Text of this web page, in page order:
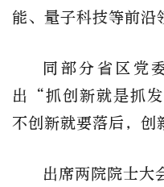
能、量子科技等前沿
同部分省区党
出“抓创新就是抓发
不创新就要落后，创
出席两院院士